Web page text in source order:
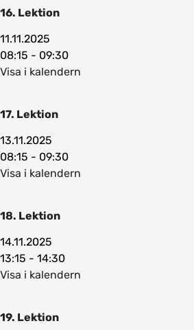
16. Lektion
11.11.2025
08:15 - 09:30
Visa i kalendern
17. Lektion
13.11.2025
08:15 - 09:30
Visa i kalendern
18. Lektion
14.11.2025
13:15 - 14:30
Visa i kalendern
19. Lektion